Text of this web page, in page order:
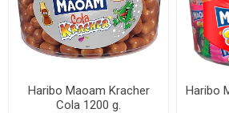
Haribo Maoam Kracher
Cola 1200 g.
Haribo